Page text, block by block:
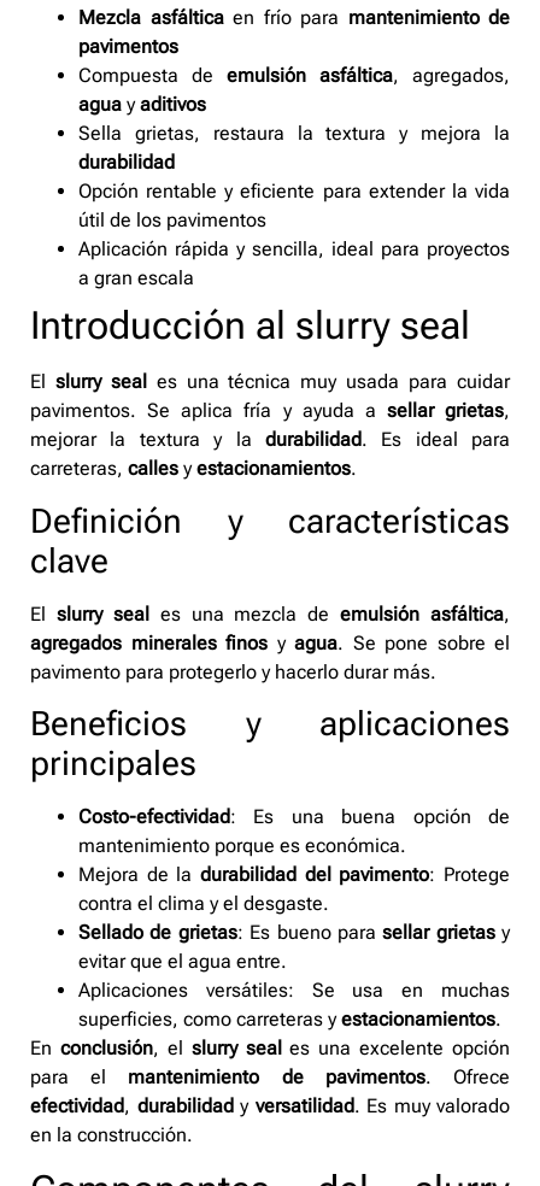
Mezcla asfálticaen frío para mantenimiento de
pavimentos
Compuesta de emulsión asfáltica, agregados,
agua yaditivos
Sella grietas, restaura la textura y mejora la
durabilidad
Opción rentable y eficiente para extender la vida
útil de los pavimentos
Aplicación rápida y sencilla, ideal para proyectos
a gran escala
Introducción al slurry seal
El slurry seal
es una técnica muy usada para cuidar
pavimentos. Se aplica fría y ayuda a sellar grietas,
mejorar la textura y la durabilidad. Es ideal para
carreteras, calles yestacionamientos.
Definición y características
clave
El slurry seales una mezcla deemulsión asfáltica,
agregados minerales finos y agua. Se pone sobre el
pavimento para protegerlo y hacerlo durar más.
Beneficios y aplicaciones
principales
Costo-efectividad: Es una buena opción de
mantenimiento porque es económica.
Mejora de la durabilidad del pavimento: Protege
contra el clima y el desgaste.
Sellado de grietas: Es bueno parasellar grietasy
evitar que el agua entre.
Aplicaciones versátiles: Se usa en muchas
superficies, como carreteras yestacionamientos.
En conclusión, el slurry seales una excelente opción
para el mantenimiento de pavimentos. Ofrece
efectividad, durabilidady versatilidad. Es muy valorado
en la construcción.